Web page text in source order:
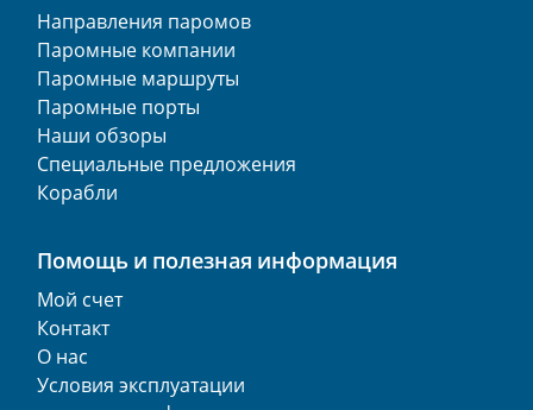
Направления паромов
Паромные компании
Паромные маршруты
Паромные порты
Наши обзоры
Специальные предложения
Корабли
Помощь и полезная информация
Мой счет
Контакт
О нас
Условия эксплуатации